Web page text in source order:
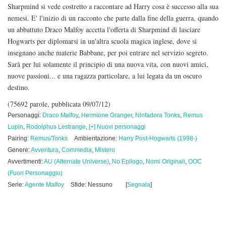
Sharpmind si vede costretto a raccontare ad Harry cosa è successo alla sua
nemesi. E' l'inizio di un racconto che parte dalla fine della guerra, quando
un abbattuto Draco Malfoy accetta l'offerta di Sharpmind di lasciare
Hogwarts per diplomarsi in un'altra scuola magica inglese, dove si
insegnano anche materie Babbane, per poi entrare nel servizio segreto.
Sarà per lui solamente il principio di una nuova vita, con nuovi amici,
nuove passioni... e una ragazza particolare, a lui legata da un oscuro
destino.
(75692 parole, pubblicata 09/07/12)
Personaggi: Draco Malfoy, Hermione Granger, Ninfadora Tonks, Remus
Lupin, Rodolphus Lestrange, [+] Nuovi personaggi
Pairing: Remus/Tonks Ambientazione: Harry Post-Hogwarts (1998-)
Genere:Avventura, Commedia, Mistero
Avvertimenti:AU (Alternate Universe), No Epilogo, Nomi Originali, OOC
(Fuori Personaggio)
Serie:Agente Malfoy Sfide: Nessuno [Segnala]